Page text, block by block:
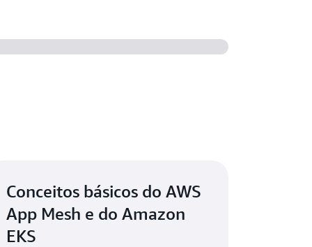
Conceitos básicos do AWS
App Mesh e do Amazon
EKS